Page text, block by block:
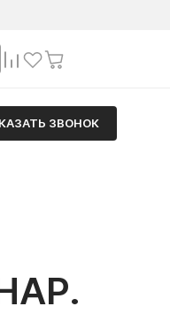
ЗВОНОК